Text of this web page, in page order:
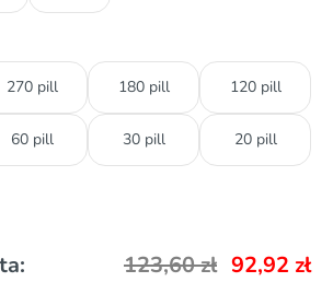
270 pill 180 pill 120 pill
60 pill 30 pill 20 pill
123,60zł 92,92 zł